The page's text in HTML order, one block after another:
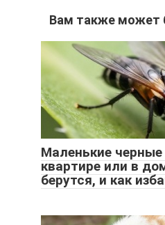
Вам также может
Маленькие черные
квартире или в
берутся, и как